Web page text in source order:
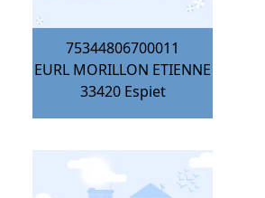
75344806700011
EURL MORILLON ETIENNE
33420 Espiet